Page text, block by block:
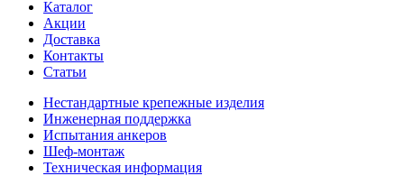
Каталог
Акции
Доставка
Контакты
Статьи
Нестандартные крепежные изделия
Инженерная поддержка
Испытания анкеров
Шеф-монтаж
Техническая информация